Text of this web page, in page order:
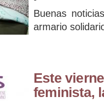
Buenas
armario
Este
feminista,